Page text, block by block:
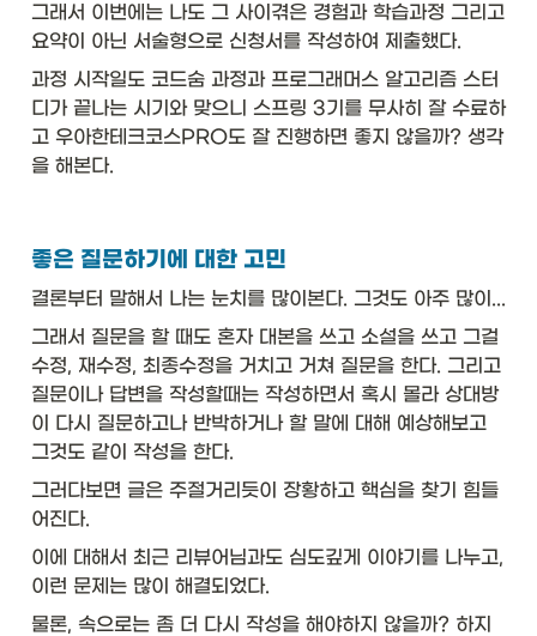
그래서 이번에는 나도 그 사이겪은 경험과 학습과정 그리고
요약이 아닌 서술형으로 신청서를 작성하여 제출했다.
과정 시작일도 코드숨 과정과 프로그래머스 알고리즘 스터
디가 끝나는 시기와 맞으니 스프링 3기를 무사히 잘 수료하
고 우아한테크코스PRO도 잘 진행하면 좋지 않을까? 생각
을 해본다.
좋은 질문하기에 대한 고민
결론부터 말해서 나는 눈치를 많이본다. 그것도 아주 많이...
그래서 질문을 할 때도 혼자 대본을 쓰고 소설을 쓰고 그걸
수정, 재수정, 최종수정을 거치고 거쳐 질문을 한다. 그리고
질문이나 답변을 작성할때는 작성하면서 혹시 몰라 상대방
이 다시 질문하고나 반박하거나 할 말에 대해 예상해보고
그것도 같이 작성을 한다.
그러다보면 글은 주절거리듯이 장황하고 핵심을 찾기 힘들
어진다.
이에 대해서 최근 리뷰어님과도 심도깊게 이야기를 나누고,
이런 문제는 많이 해결되었다.
물론, 속으로는 좀 더 다시 작성을 해야하지 않을까? 하지